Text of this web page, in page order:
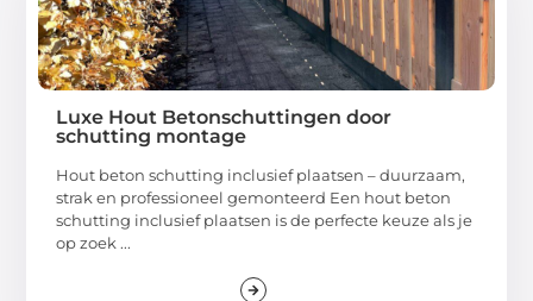
Luxe Hout Betonschuttingen door
schutting montage
Hout beton schutting inclusief plaatsen – duurzaam,
strak en professioneel gemonteerd Een hout beton
schutting inclusief plaatsen is de perfecte keuze als je
op zoek ...